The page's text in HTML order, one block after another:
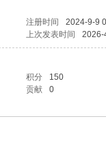
注册时间
2024-9-9
上次发表时间 2026-
积分
150
贡献 0